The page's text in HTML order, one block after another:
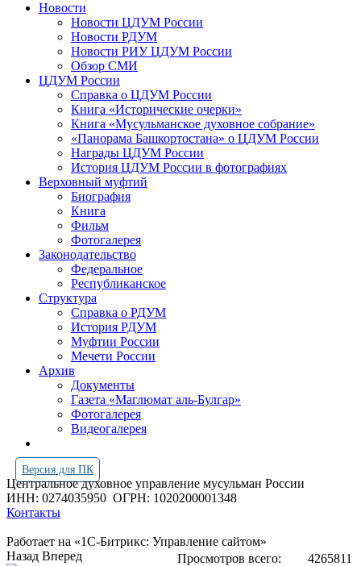
Новости
Новости ЦДУМ России
Новости РДУМ
Новости РИУ ЦДУМ России
Обзор СМИ
ЦДУМ России
Справка о ЦДУМ России
Книга «Исторические очерки»
Книга «Мусульманское духовное собрание»
«Панорама Башкортостана» о ЦДУМ России
Награды ЦДУМ России
История ЦДУМ России в фотографиях
Верховный муфтий
Биография
Книга
Фильм
Фотогалерея
Законодательство
Федеральное
Республиканское
Структура
Справка о РДУМ
История РДУМ
Муфтии России
Мечети России
Архив
Документы
Газета «Маглюмат аль-Булгар»
Фотогалерея
Видеогалерея
Версия для ПК
Центральное духовное управление мусульман России
ИНН: 0274035950 ОГРН: 1020200001348
Контакты
Работает на «1С-Битрикс: Управление сайтом»
Просмотров всего:
4265811
Назад Вперед